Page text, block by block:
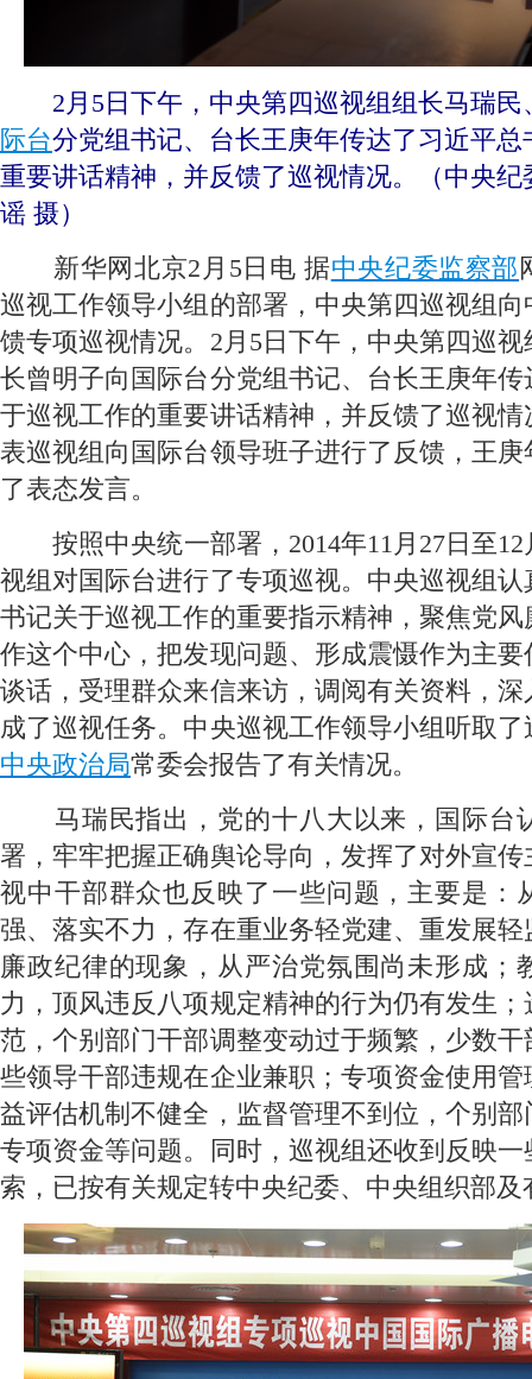
2月5日下午，中央第四巡视组组长马瑞民
际台分党组书记、台长王庚年传达了习近平
重要讲话精神，并反馈了巡视情况。（中央
谣 摄）
新华网北京2月5日电 据中央纪委监察部
巡视工作领导小组的部署，中央第四巡视组
馈专项巡视情况。2月5日下午，中央第四巡
长曾明子向国际台分党组书记、台长王庚年
于巡视工作的重要讲话精神，并反馈了巡视
表巡视组向国际台领导班子进行了反馈，王
了表态发言。
按照中央统一部署，2014年11月27日至12
视组对国际台进行了专项巡视。中央巡视组
书记关于巡视工作的重要指示精神，聚焦党
作这个中心，把发现问题、形成震慑作为主
谈话，受理群众来信来访，调阅有关资料，
成了巡视任务。中央巡视工作领导小组听取
中央政治局常委会报告了有关情况。
马瑞民指出，党的十八大以来，国际台
署，牢牢把握正确舆论导向，发挥了对外宣
视中干部群众也反映了一些问题，主要是：
强、落实不力，存在重业务轻党建、重发展
廉政纪律的现象，从严治党氛围尚未形成；
力，顶风违反八项规定精神的行为仍有发生
范，个别部门干部调整变动过于频繁，少数
些领导干部违规在企业兼职；专项资金使用
益评估机制不健全，监督管理不到位，个别
专项资金等问题。同时，巡视组还收到反映
索，已按有关规定转中央纪委、中央组织部